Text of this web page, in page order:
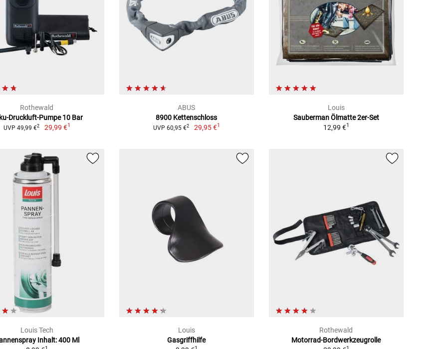
Rothewald
Druckluft-Pumpe 10 Bar
UVP 49,99 €2 29,99 €1
ABUS
8900 Kettenschloss
UVP 60,95 €2 29,95 €1
Louis
Sauberman Ölmatte 2er-Set
12,99 €1
Louis Tech
Inhalt: 400 Ml
Louis
Gasgriffhilfe
Rothewald
Motorrad-Bordwerkzeugrolle